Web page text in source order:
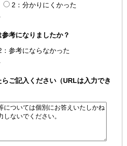
2：分かりにくかった
考になりましたか？
：参考にならなかった
ご記入ください（URLは入力でき